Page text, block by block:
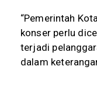
“Pemerintah
konser perlu
terjadi
dalam